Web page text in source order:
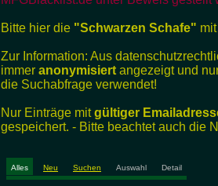
Bitte hier die "Schwarzen Schafe"
Zur Information: Aus
immer anonymisiert angezeigt und
die Suchabfrage verwendet!
Nur Einträge mitgültiger
gespeichert. - Bitte beachtet auch die
Alles Neu Suchen Auswahl Detail